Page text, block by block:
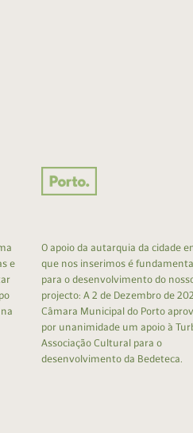
e
O apoio da autarquia da cidade
que nos inserimos é
para o desenvolvimento do
projecto: A 2 de Dezembro de
Câmara Municipal do Porto
por unanimidade um apoio à
Associação Cultural para o
desenvolvimento da Bedeteca.